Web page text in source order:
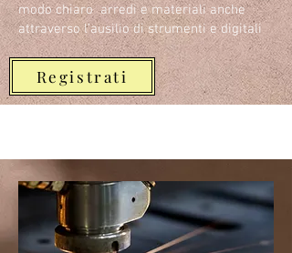
modo chiaro arredi e materiali anche
attraverso l’ausilio di strumenti e digitali
Registrati